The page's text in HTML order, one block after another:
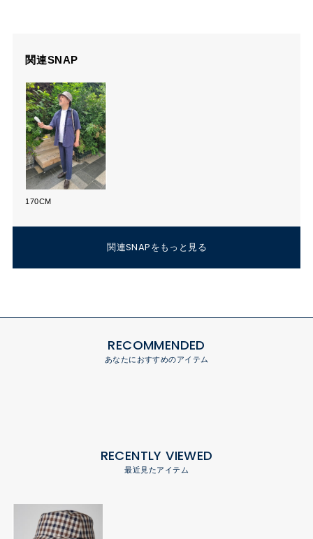
関連SNAP
170CM
関連SNAPをもっと見る
RECOMMENDED
あなたにおすすめのアイテム
RECENTLY VIEWED
最近見たアイテム